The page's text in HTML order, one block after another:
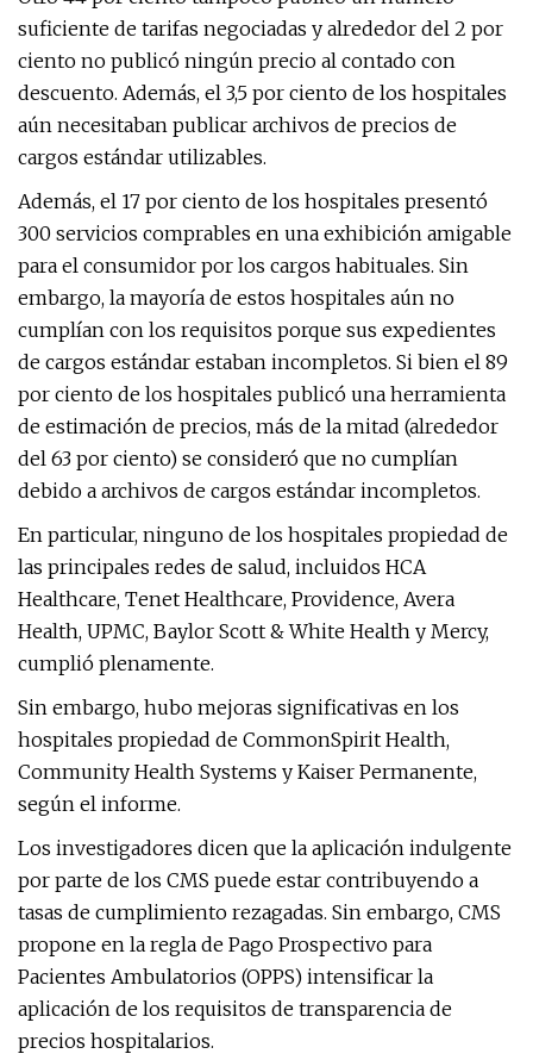
suficiente de tarifas negociadas y alrededor del 2 por
ciento no publicó ningún precio al contado con
descuento. Además, el 3,5 por ciento de los hospitales
aún necesitaban publicar archivos de precios de
cargos estándar utilizables.
Además, el 17 por ciento de los hospitales presentó
300 servicios comprables en una exhibición amigable
para el consumidor por los cargos habituales. Sin
embargo, la mayoría de estos hospitales aún no
cumplían con los requisitos porque sus expedientes
de cargos estándar estaban incompletos. Si bien el 89
por ciento de los hospitales publicó una herramienta
de estimación de precios, más de la mitad (alrededor
del 63 por ciento) se consideró que no cumplían
debido a archivos de cargos estándar incompletos.
En particular, ninguno de los hospitales propiedad de
las principales redes de salud, incluidos HCA
Healthcare, Tenet Healthcare, Providence, Avera
Health, UPMC, Baylor Scott & White Health y Mercy,
cumplió plenamente.
Sin embargo, hubo mejoras significativas en los
hospitales propiedad de CommonSpirit Health,
Community Health Systems y Kaiser Permanente,
según el informe.
Los investigadores dicen que la aplicación indulgente
por parte de los CMS puede estar contribuyendo a
tasas de cumplimiento rezagadas. Sin embargo, CMS
propone en la regla de Pago Prospectivo para
Pacientes Ambulatorios (OPPS) intensificar la
aplicación de los requisitos de transparencia de
precios hospitalarios.